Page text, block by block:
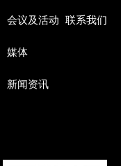
会议及活动
媒体
新闻资讯
联系我们